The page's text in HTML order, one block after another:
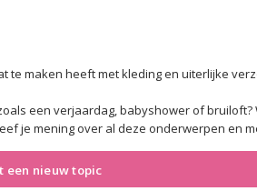
te maken heeft met kleding en uiterlijke
een verjaardag, babyshower of
je mening over al deze onderwerpen en
een nieuw topic